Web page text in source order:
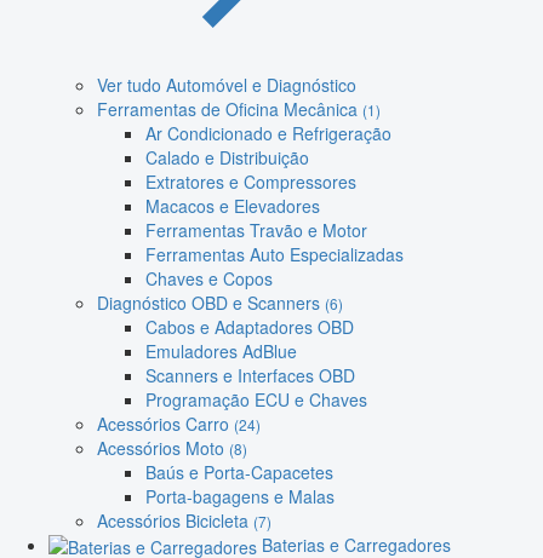
Ver tudo Automóvel e Diagnóstico
Ferramentas de Oficina Mecânica (1)
Ar Condicionado e Refrigeração
Calado e Distribuição
Extratores e Compressores
Macacos e Elevadores
Ferramentas Travão e Motor
Ferramentas Auto Especializadas
Chaves e Copos
Diagnóstico OBD e Scanners (6)
Cabos e Adaptadores OBD
Emuladores AdBlue
Scanners e Interfaces OBD
Programação ECU e Chaves
Acessórios Carro (24)
Acessórios Moto (8)
Baús e Porta-Capacetes
Porta-bagagens e Malas
Acessórios Bicicleta (7)
Baterias e Carregadores